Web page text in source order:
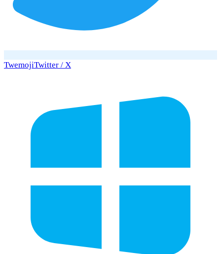
TwemojiTwitter / X